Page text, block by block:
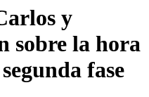
y
sobre la hora
fase